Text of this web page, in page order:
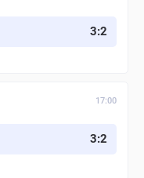
3:2
17:00
3:2